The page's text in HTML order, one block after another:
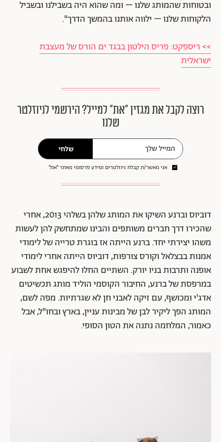
ובטוחות שהמותג שלנו – ומה שהוא היה בשבילנו ובשביל
הלקוחות שלנו – ילווה אותנו בהמשך הדרך".
>> ריספקט: פריס הילטון בבגד ים הורס של מעצבת
ישראלית
רוצה לקבל את מגזין ״את״ למייל? הירשמי לניוזלטר
שלנו
שלחי
אני מאשר/ת קבלת ניוזלטרים ומידע פרסומי מאתר ״את״
דוביוס וברנע השיקו את המותג שלהן בשלהי 2013, אחרי
שהכירו דרך חברים משותפים והבינו שמתחשק להן לעשות
משהו יצירתי יחד. ברנע הייתה אז בוגרת טרייה של לימודי
אמנות בבצלאל וקורס צורפות, דוביוס הייתה אחרי לימודי
אופנה ותרבות בניו יורק. השתיים החלו להיפגש אחת לשבוע
במרפסת של ברנע, החיבור הקוסמי הוליד מותג תכשיטים
אדג'י ומכושף, עם זיקה לאבני חן לא שגרתיות. מפה לשם,
המותג הפך ליקיר לבן של מבינות עניין, בארץ ובחו"ל, אבל
כאמור, המלחמה נתנה את הטון הסופי.